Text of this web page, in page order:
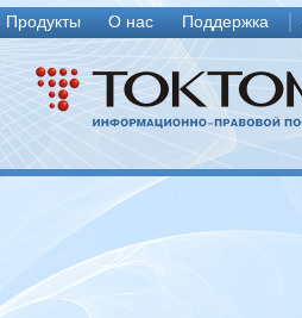
Продукты О нас Поддержка